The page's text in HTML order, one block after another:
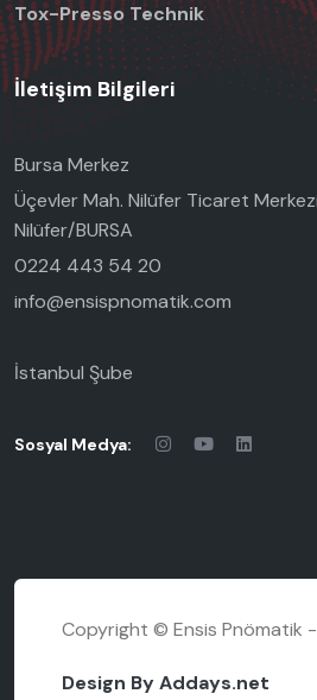
Tox-Presso Technik
İletişim Bilgileri
Bursa Merkez
Üçevler Mah. Nilüfer Ticaret
Nilüfer/BURSA
0224 443 54 20
info@ensispnomatik.com
İstanbul Şube
Sosyal Medya:
Copyright © Ensis Pnömatik
Design By Addays.net